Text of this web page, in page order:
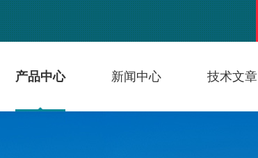
产品中心 新闻中心 技术文章